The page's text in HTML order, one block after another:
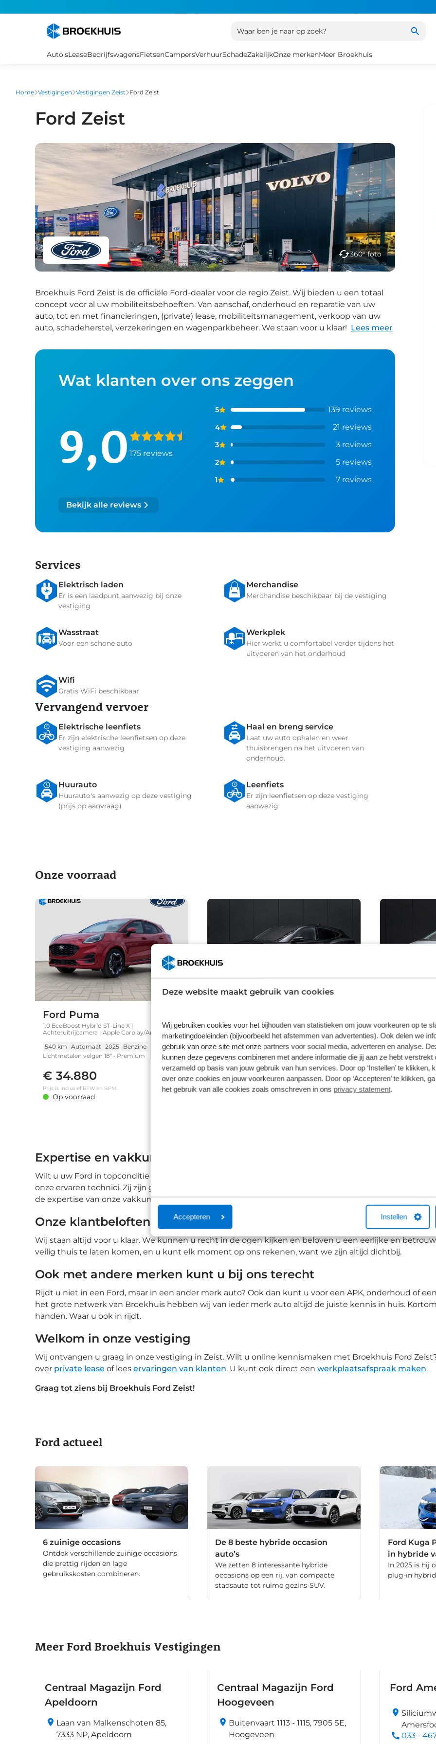
Deze website maakt gebruik van cookies
Wij gebruiken cookies voor het bijhouden van statistieken om jouw voorkeuren op te
marketingdoeleinden (bijvoorbeeld het afstemmen van advertenties). Ook delen we
gebruik van onze site met onze partners voor social media, adverteren en analyse.
kunnen deze gegevens combineren met andere informatie die jij aan ze hebt verstrekt
verzameld op basis van jouw gebruik van hun services. Door op ‘Instellen’ te klikken,
over onze cookies en jouw voorkeuren aanpassen. Door op ‘Accepteren’ te klikken,
het gebruik van alle cookies zoals omschreven in ons privacy statement.
Accepteren Instellen
Waar ben je naar op zoek?
Auto'sLeaseBedrijfswagensFietsenCampersVerhuurSchadeZakelijkOnze merkenMeer Broekhuis
Home Vestigingen Vestigingen Zeist Ford Zeist
Ford Zeist
360° foto
Broekhuis Ford Zeist is de officiële Ford-dealer voor de regio Zeist. Wij bieden u een totaal
concept voor al uw mobiliteitsbehoeften. Van aanschaf, onderhoud en reparatie van uw
auto, tot en met financieringen, (private) lease, mobiliteitsmanagement, verkoop van uw
auto, schadeherstel, verzekeringen en wagenparkbeheer. We staan voor u klaar! Lees meer
Wat klanten over ons zeggen
9,0 175 reviews
5 139 reviews
4 21 reviews
3 3 reviews
2 5 reviews
1 7 reviews
Bekijk alle reviews
Services
Elektrisch laden
Er is een laadpunt aanwezig bij onze
vestiging
Merchandise
Merchandise beschikbaar bij de vestiging
Wasstraat
Voor een schone auto
Werkplek
Hier werkt u comfortabel verder tijdens het
uitvoeren van het onderhoud
Wifi
Gratis WiFi beschikbaar
Vervangend vervoer
Elektrische leenfiets
Er zijn elektrische leenfietsen op deze
vestiging aanwezig
Haal en breng service
Laat uw auto ophalen en weer
thuisbrengen na het uitvoeren van
onderhoud.
Huurauto
Huurauto's aanwezig op deze vestiging
(prijs op aanvraag)
Leenfiets
Er zijn leenfietsen op deze vestiging
aanwezig
Onze voorraad
Ford Puma
1.0 EcoBoost Hybrid ST-Line X |
Achteruitrijcamera | Apple Carplay/Android
Auto|telefoonintegratie premium | Cruise
control
540 km Automaat 2025 Benzine
Lichtmetalen velgen 18" • Premium
Auto|telefoonintegratie premium •
Navigatiesysteem full map • Sportstoelen •
Stuurwiel verwarmd • Achteruitrijcamera •
Cruise control • Extra getint glas • Full-LED
€ 34.880
Prijs is inclusief BTW en BPM.
Op voorraad
Extended AWD 98 kWh | SOH 99,5%! |
Panoramadak | B&O Audio | 360 camera |
Leder | Elec. stoel | Dodehoek detecie | LED |
Adaptieve cruise
18.426 km Automaat 2022 Elektrisch
Lichtmetalen velgen 19" • Panoramadak • Audio
installatie premium • Bluetooth
telefoonvoorbereiding • Volledig digitaal
instrumentenpaneel • Binnenspiegel
automatisch dimmend • Stuurwiel verwarmd •
€ 36.900
Prijs is inclusief BTW en BPM.
1.0 EcoBoost
onderhouden |
Cruise control |
96.866 km
Lichtmetalen
Carplay/
premium •
full map •
Airco
€
Prijs is inclusief
Expertise en vakkundigheid voor uw Ford
Wilt u uw Ford in topconditie houden en het maximale rijplezier en veiligheid ervaren? Dan kunt u
onze ervaren technici. Zij zijn gespecialiseerd in het merk Ford en kennen uw auto door en door. Van
de expertise van onze vakkundige technici blijft u zorgeloos genieten van uw Ford!
Onze klantbeloften
Wij staan altijd voor u klaar. We kunnen u recht in de ogen kijken en beloven u een eerlijke en
veilig thuis te laten komen, en u kunt elk moment op ons rekenen, want we zijn altijd dichtbij.
Ook met andere merken kunt u bij ons terecht
Rijdt u niet in een Ford, maar in een ander merk auto? Ook dan kunt u voor een APK, onderhoud of
het grote netwerk van Broekhuis hebben wij van ieder merk auto altijd de juiste kennis in huis.
handen. Waar u ook in rijdt.
Welkom in onze vestiging
Wij ontvangen u graag in onze vestiging in Zeist. Wilt u online kennismaken met Broekhuis Ford
over private lease of lees ervaringen van klanten. U kunt ook direct een werkplaatsafspraak maken.
Graag tot ziens bij Broekhuis Ford Zeist!
Ford actueel
6 zuinige occasions
Ontdek verschillende zuinige occasions
die prettig rijden en lage
gebruikskosten combineren.
De 8 beste hybride occasion
auto’s
We zetten 8 interessante hybride
occasions op een rij, van compacte
stadsauto tot ruime gezins-SUV.
Ford Kuga
in hybride
In 2025 is hij
plug-in
Meer Ford Broekhuis Vestigingen
Centraal Magazijn Ford
Apeldoorn
Laan van Malkenschoten 85,
7333 NP, Apeldoorn
Centraal Magazijn Ford
Hoogeveen
Buitenvaart 1113 - 1115, 7905 SE,
Hoogeveen
Ford
033 -